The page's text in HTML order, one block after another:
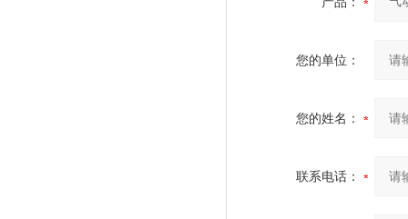
您的单位：
您的姓名：
联系电话：